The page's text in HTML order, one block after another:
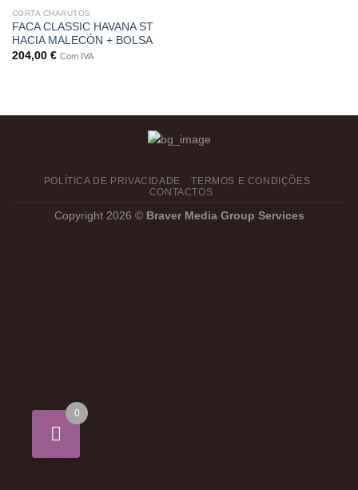
CORTA CHARUTOS
FACA CLASSIC HAVANA ST
HACIA MALECÓN + BOLSA
204,00 € Com IVA
POLÍTICA DE PRIVACIDADE
TERMOS E CONDIÇÕES
CONTACTOS
Copyright 2026 © Braver Media Group Services
0